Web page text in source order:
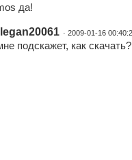
да!
· 2009-01-16
подскажет, как скачать?